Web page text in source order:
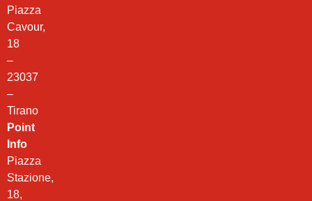
Piazza
Cavour,
18
–
23037
–
Tirano
Point
Info
Piazza
Stazione,
18,